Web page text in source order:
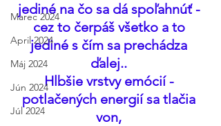
Marec 2024
April 2024
Máj 2024
Jún 2024
Júl 2024
jediné na čo sa dá spoľahnúť -
cez to čerpáš všetko a to
jediné s čím sa prechádza
ďalej..
Hlbšie vrstvy emócií -
potlačených energií sa tlačia
von,